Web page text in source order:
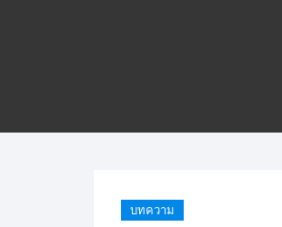
บทความ